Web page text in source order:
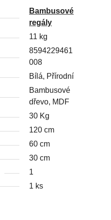
Bambusové
regály
11 kg
8594229461
008
Bílá, Přírodní
Bambusové
dřevo, MDF
30 Kg
120 cm
60 cm
30 cm
1
1 ks